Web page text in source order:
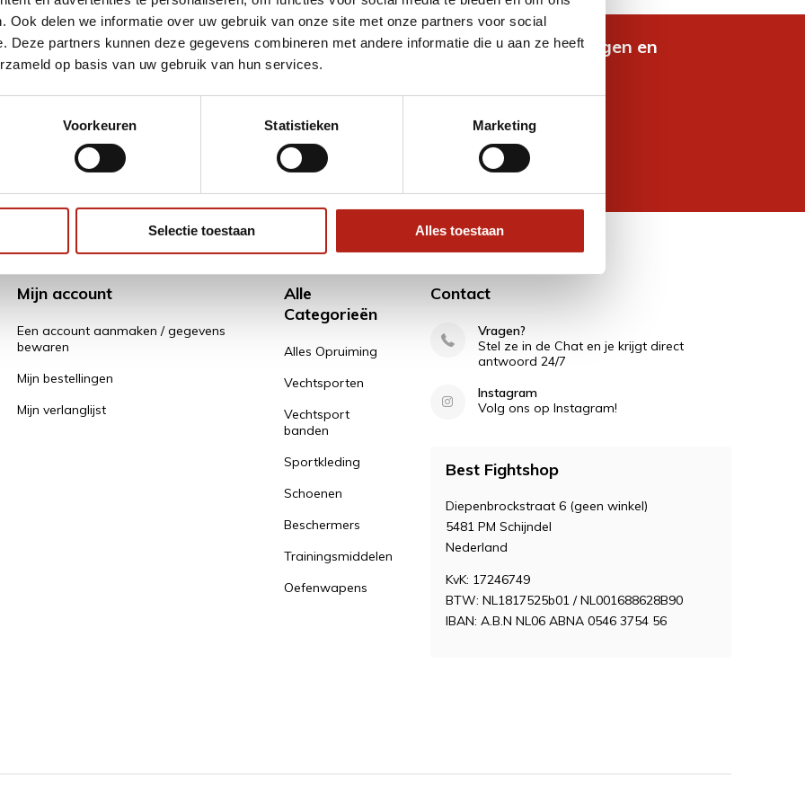
Ook delen we informatie over uw gebruik van onze site met onze partners voor social
Deze partners kunnen deze gegevens combineren met andere informatie die u aan ze heeft
op basis van uw gebruik van hun services.
Voorkeuren Statistieken Marketing
Selectie toestaan Alles toestaan
je graag
Volg ons
Ontvang de nieuwste aanbiedingen en
Inschrijven voor korting
* Lees hier de wettelijke beperkingen
Mijn account
Een account aanmaken / gegevens
bewaren
Mijn bestellingen
Mijn verlanglijst
Alle
Categorieën
Alles Opruiming
Vechtsporten
Vechtsport
banden
Sportkleding
Schoenen
Beschermers
Trainingsmiddelen
Oefenwapens
Contact
Vragen?
Stel ze in de Chat en je krijgt direct
antwoord 24/7
Instagram
Volg ons op Instagram!
Best Fightshop
Diepenbrockstraat 6 (geen winkel)
5481 PM Schijndel
Nederland
KvK: 17246749
BTW: NL1817525b01 / NL001688628B90
IBAN: A.B.N NL06 ABNA 0546 3754 56